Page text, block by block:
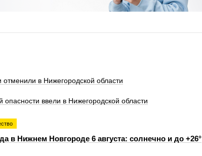
в Нижегородской области
опасности ввели в Нижегородской области
в Нижнем Новгороде 6 августа: солнечно и до +26°